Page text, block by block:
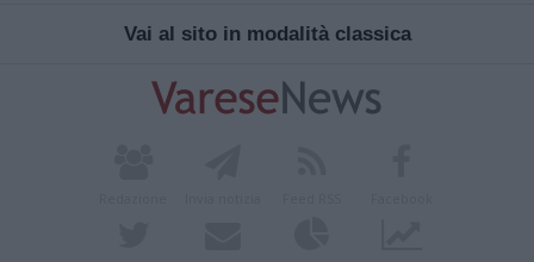
Vai al sito in modalità classica